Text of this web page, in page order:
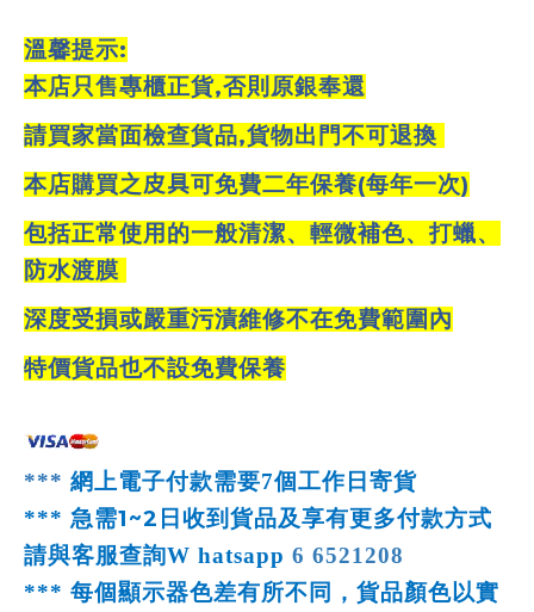
溫馨提示:
本店只售專櫃正貨,否則原銀奉還
請買家當面檢查貨品,貨物出門不可退換
本店購買之皮具可免費二年保養(每年一次)
包括正常使用的一般清潔、輕微補色、打蠟、
防水渡膜
深度受損或嚴重污漬維修不在免費範圍內
特價貨品也不設免費保養
*** 網上電子付款需要7個工作日寄貨
*** 急需1~2 日收到貨品及享有更多付款方式
請與客服查詢W hatsapp 6 6521208
*** 每個顯示器色差有所不同，貨品顏色以實